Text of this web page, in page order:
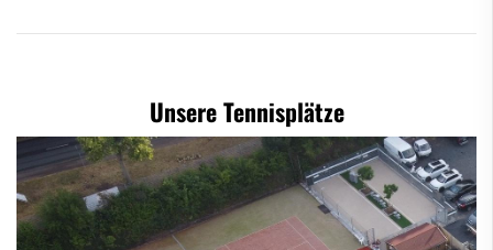
Unsere Tennisplätze